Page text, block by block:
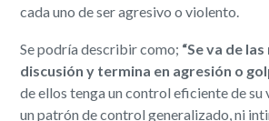
cada uno de ser agresivo o violento​.
Se podría describir como; “Se va de
discusión y termina en agresión o
de ellos tenga un control eficiente de su
un patrón de control generalizado, ni